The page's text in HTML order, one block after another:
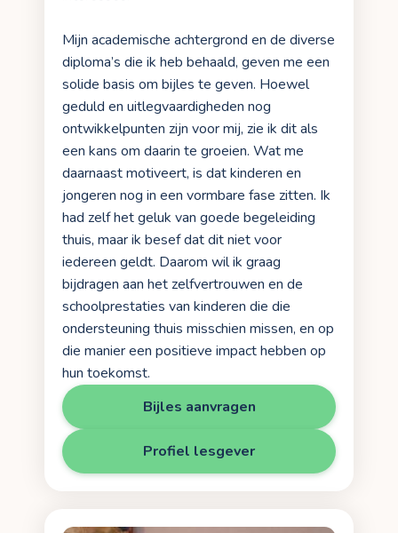
Mijn academische achtergrond en de diverse
diploma’s die ik heb behaald, geven me een
solide basis om bijles te geven. Hoewel
geduld en uitlegvaardigheden nog
ontwikkelpunten zijn voor mij, zie ik dit als
een kans om daarin te groeien. Wat me
daarnaast motiveert, is dat kinderen en
jongeren nog in een vormbare fase zitten. Ik
had zelf het geluk van goede begeleiding
thuis, maar ik besef dat dit niet voor
iedereen geldt. Daarom wil ik graag
bijdragen aan het zelfvertrouwen en de
schoolprestaties van kinderen die die
ondersteuning thuis misschien missen, en op
die manier een positieve impact hebben op
hun toekomst.
Bijles aanvragen
Profiel lesgever